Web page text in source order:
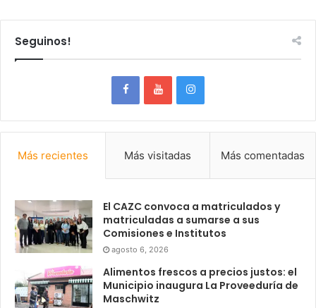
Seguinos!
Más recientes Más visitadas Más comentadas
El CAZC convoca a matriculados y
matriculadas a sumarse a sus
Comisiones e Institutos
agosto 6, 2026
Alimentos frescos a precios justos: el
Municipio inaugura La Proveeduría de
Maschwitz